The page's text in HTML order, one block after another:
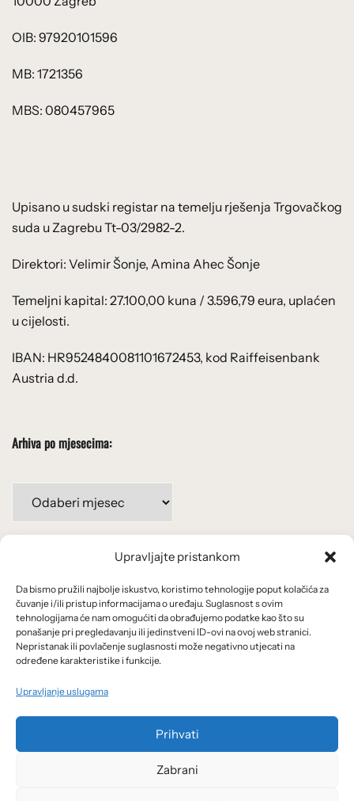
Upravljajte pristankom
Da bismo pružili najbolje iskustvo, koristimo tehnologije poput kolačića za
čuvanje i/ili pristup informacijama o uređaju. Suglasnost s ovim
tehnologijama će nam omogućiti da obrađujemo podatke kao što su
ponašanje pri pregledavanju ili jedinstveni ID-ovi na ovoj web stranici.
Nepristanak ili povlačenje suglasnosti može negativno utjecati na
određene karakteristike i funkcije.
Upravljanje uslugama
Prihvati
Zabrani
OIB: 97920101596
MB: 1721356
MBS: 080457965
Upisano u sudski registar na temelju rješenja Trgovačkog
suda u Zagrebu Tt-03/2982-2.
Direktori: Velimir Šonje, Amina Ahec Šonje
Temeljni kapital: 27.100,00 kuna / 3.596,79 eura, uplaćen
u cijelosti.
IBAN: HR9524840081101672453, kod Raiffeisenbank
Austria d.d.
Arhiva po mjesecima:
mjesecima:
Uvjeti korištenja
Politika privatnosti
Kolačići